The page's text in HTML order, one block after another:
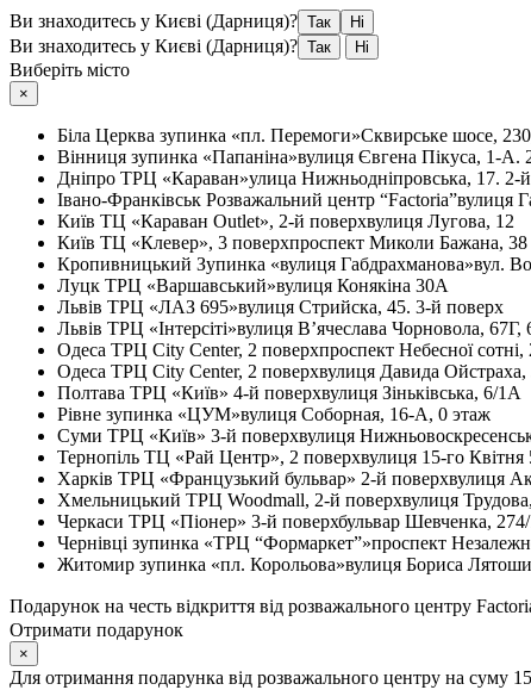
Ви знаходитесь у Києві (Дарниця)? Так Ні
Ви знаходитесь у Києві (Дарниця)? Так Ні
Виберіть місто
×
Біла Церква зупинка «пл. Перемоги»Сквирське шосе,
Вінниця зупинка «Папаніна»вулиця Євгена Пікуса, 1-А.
Дніпро ТРЦ «Караван»улица Нижньодніпровська, 17. 2-
Івано-Франківськ Розважальний центр “Factoria”вулиця
Київ ТЦ «Караван Outlet», 2-й поверхвулиця Лугова, 12
Київ ТЦ «Клевер», 3 поверхпроспект Миколи Бажана, 38
Кропивницький Зупинка «вулиця Габдрахманова»вул.
Луцк ТРЦ «Варшавський»вулиця Конякіна 30А
Львів ТРЦ «ЛАЗ 695»вулиця Стрийска, 45. 3-й поверх
Львів ТРЦ «Інтерсіті»вулиця В’ячеслава Чорновола, 67Г,
Одеса ТРЦ City Center, 2 поверхпроспект Небесної сотні,
Одеса ТРЦ City Center, 2 поверхвулиця Давида Ойстраха,
Полтава ТРЦ «Київ» 4-й поверхвулиця Зіньківська, 6/1А
Рівне зупинка «ЦУМ»вулиця Соборная, 16-А, 0 этаж
Суми ТРЦ «Київ» 3-й поверхвулиця
Тернопіль ТЦ «Рай Центр», 2 поверхвулиця 15-го Квітня
Харків ТРЦ «Французький бульвар» 2-й поверхвулиця
Хмельницький ТРЦ Woodmall, 2-й поверхвулиця
Черкаси ТРЦ «Піонер» 3-й поверхбульвар Шевченка,
Чернівці зупинка «ТРЦ “Формаркет”»проспект
Житомир зупинка «пл. Корольова»вулиця Бориса
Подарунок на честь відкриття від розважального центру
Отримати подарунок
×
Для отримання подарунка від розважального центру на суму